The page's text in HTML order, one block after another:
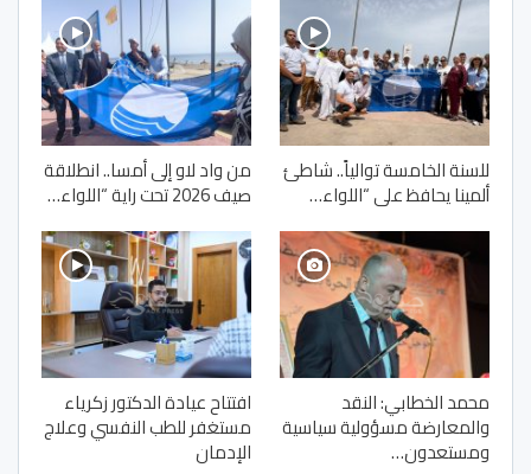
للسنة الخامسة توالياً.. شاطئ
ألمينا يحافظ على “اللواء…
من واد لاو إلى أمسا.. انطلاقة
صيف 2026 تحت راية “اللواء…
محمد الخطابي: النقد
والمعارضة مسؤولية سياسية
ومستعدون…
افتتاح عيادة الدكتور زكرياء
مستغفر للطب النفسي وعلاج
الإدمان